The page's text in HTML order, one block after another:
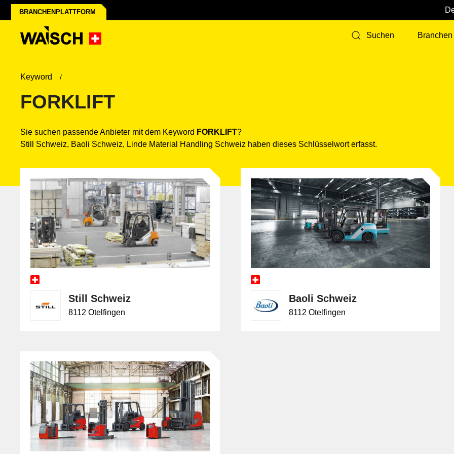
BRANCHENPLATTFORM
Suchen Branchen
Keyword
FORKLIFT
Sie suchen passende Anbieter mit dem Keyword FORKLIFT?
Still Schweiz, Baoli Schweiz, Linde Material Handling Schweiz haben dieses Schlüsselwort erfasst.
Still Schweiz
8112 Otelfingen
Baoli Schweiz
8112 Otelfingen